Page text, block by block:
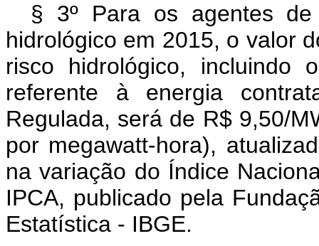
§ 3º Para os agentes
hidrológico em 2015, o valor
risco hidrológico, incluindo
referente à energia
Regulada, será de R$ 9,50/
por megawatt-hora),
na variação do Índice
IPCA, publicado pela
Estatística - IBGE.